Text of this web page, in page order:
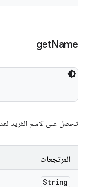
getName
تحصل على الاسم الفريد
المرتجعات
String